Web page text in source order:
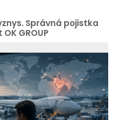
Správná pojistka
GROUP